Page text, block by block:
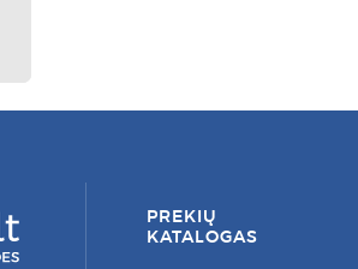
PREKIŲ
KATALOGAS